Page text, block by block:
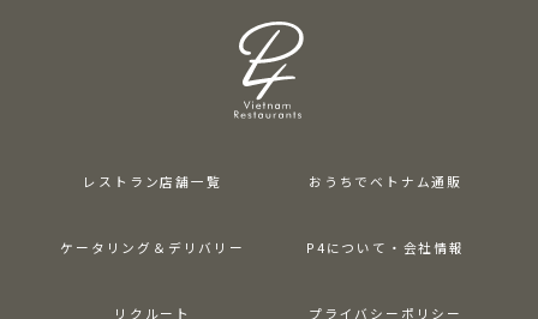
レストラン店舗一覧 おうちでベトナム通販
ケータリング＆デリバリー P4について・会社情報
リクルート プライバシーポリシー